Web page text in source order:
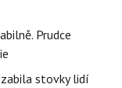
Prudce
stovky lidí